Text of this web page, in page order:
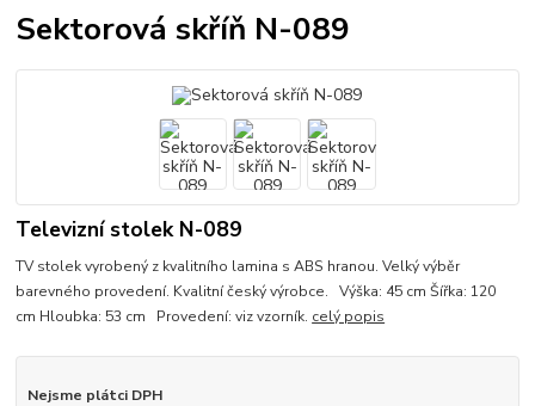
Sektorová skříň N-089
Televizní stolek N-089
TV stolek vyrobený z kvalitního lamina s ABS hranou. Velký výběr
barevného provedení. Kvalitní český výrobce. Výška: 45 cm Šířka: 120
cm Hloubka: 53 cm Provedení: viz vzorník. celý popis
Nejsme plátci DPH